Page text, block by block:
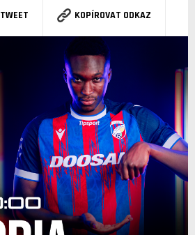
TWEET KOPÍROVAT ODKAZ